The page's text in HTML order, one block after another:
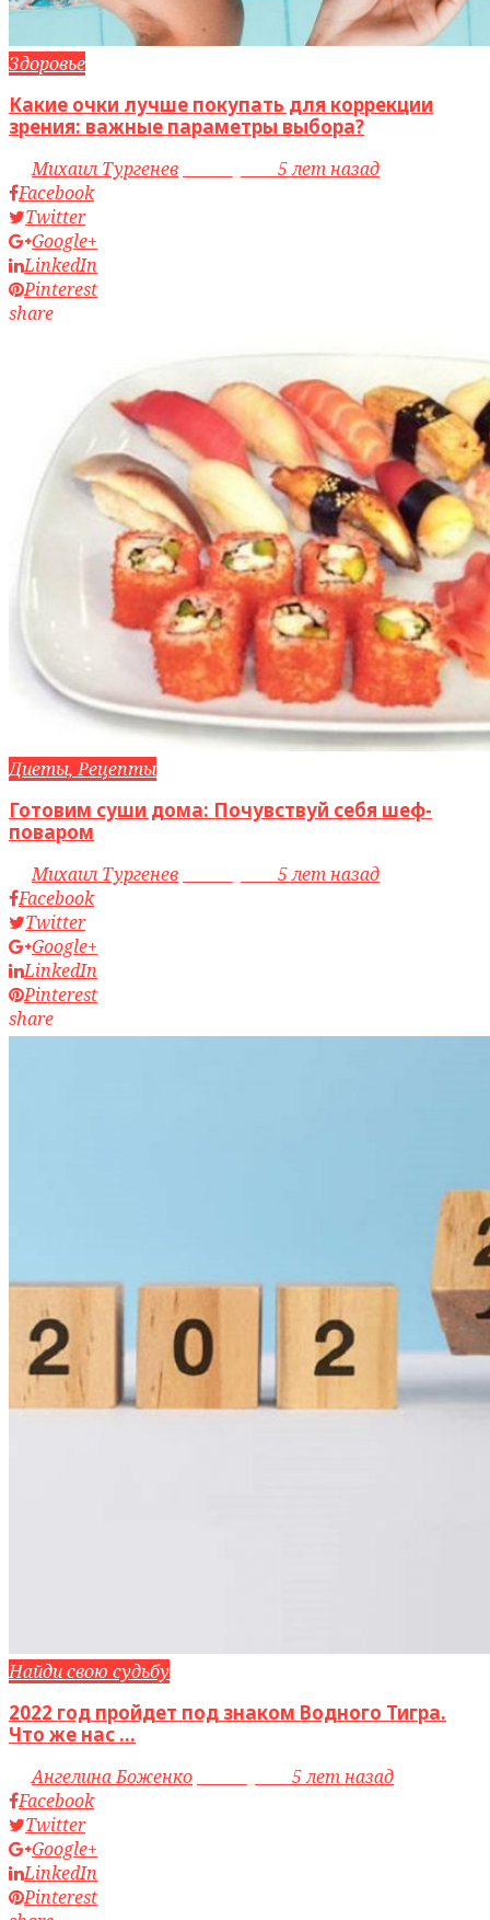
Здоровье
Какие очки лучше покупать для коррекции
зрения: важные параметры выбора?
byМихаил Тургенев
5 лет назад
Facebook
Twitter
Google+
LinkedIn
Pinterest
share
Диеты, Рецепты
Готовим суши дома: Почувствуй себя шеф-
поваром
byМихаил Тургенев
5 лет назад
Facebook
Twitter
Google+
LinkedIn
Pinterest
share
Найди свою судьбу
2022 год пройдет под знаком Водного Тигра.
Что же нас ...
byАнгелина Боженко
5 лет назад
Facebook
Twitter
Google+
LinkedIn
Pinterest